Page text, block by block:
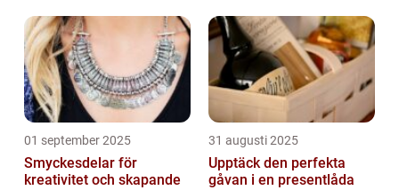
01 september 2025
Smyckesdelar för
kreativitet och skapande
31 augusti 2025
Upptäck den perfekta
gåvan i en presentlåda